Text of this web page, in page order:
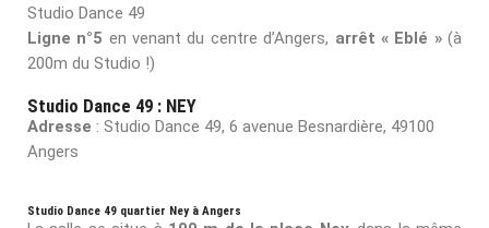
Studio Dance 49
Ligne n°5 en venant du centre d’Angers, arrêt « Eblé »(à
200m du Studio !)
Studio Dance 49 : NEY
Adresse : Studio Dance 49, 6 avenue Besnardière, 49100
Angers
Studio Dance 49 quartier Ney à Angers